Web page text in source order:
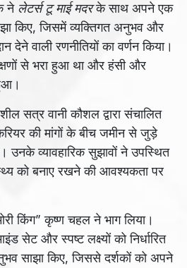
ने लेटर्स टू माई मदरके साथ अपने एक
किए, जिसमें व्यक्तिगत अनुभव और
वाली रणनीतियों का वर्णन किया।
से भरा हुआ था और हंसी और
सत्र वानी कौशल द्वारा संचालित
की मांगों के बीच जमीन से जुड़े
उनके व्यावहारिक सुझावों ने उपस्थित
को बनाए रखने की आवश्यकता पर
किंग” कृष्ण चहल ने भाग लिया।
सेट और स्पष्ट लक्ष्यों को निर्धारित
साझा किए, जिससे दर्शकों को अपने